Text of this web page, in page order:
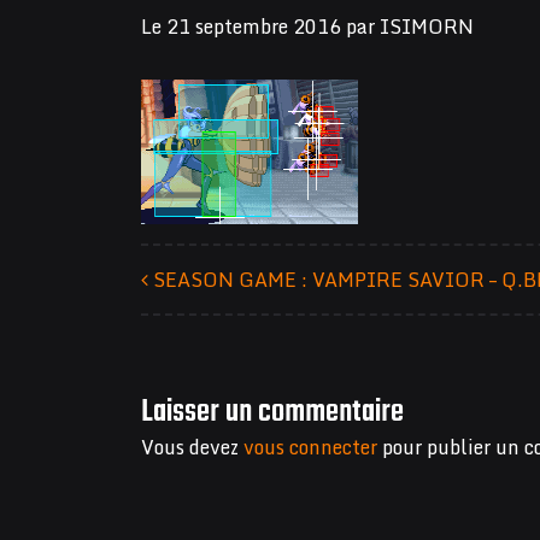
Le21 septembre 2016parISIMORN
SEASON GAME : VAMPIRE SAVIOR –
Laisser un commentaire
Vous devezvous connecterpour publier un